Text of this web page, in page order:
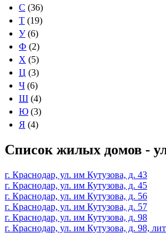
С (36)
Т (19)
У(6)
Ф (2)
Х (5)
Ц (3)
Ч (6)
Ш (4)
Ю (3)
Я (4)
Список жилых домов -
г. Краснодар, ул. им Кутузова, д. 43
г. Краснодар, ул. им Кутузова, д. 45
г. Краснодар, ул. им Кутузова, д. 56
г. Краснодар, ул. им Кутузова, д. 57
г. Краснодар, ул. им Кутузова, д. 98
г. Краснодар, ул. им Кутузова, д. 98,